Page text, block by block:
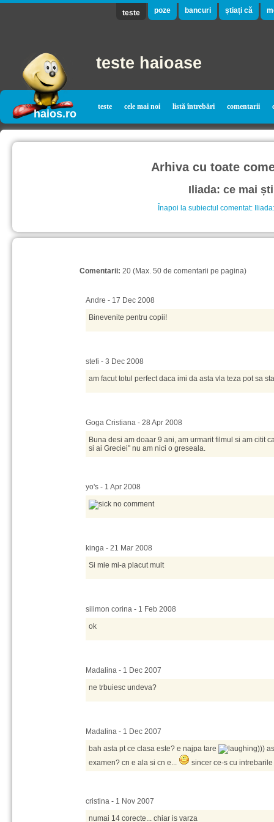
teste poze bancuri știați că
teste haioase
haios.ro
teste cele mai noi listă întrebări comentarii
Arhiva cu toate
Iliada: ce mai
Înapoi la subiectul comentat:
Comentarii: 20 (Max. 50 de comentarii pe pagina)
Andre - 17 Dec 2008
Binevenite pentru copii!
stefi - 3 Dec 2008
am facut totul perfect daca imi da asta vla teza pot sa
Goga Cristiana - 28 Apr 2008
Buna desi am doaar 9 ani, am urmarit filmul si am citit
si ai Greciei" nu am nici o greseala.
yo's - 1 Apr 2008
no comment
kinga - 21 Mar 2008
Si mie mi-a placut mult
silimon corina - 1 Feb 2008
ok
Madalina - 1 Dec 2007
ne trbuiesc undeva?
Madalina - 1 Dec 2007
bah asta pt ce clasa este? e najpa tare
)))
examen? cn e ala si cn e...
sincer ce-s cu
cristina - 1 Nov 2007
numai 14 corecte... chiar is varza